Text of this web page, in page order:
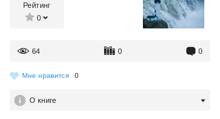
Рейтинг
0
64 0 0
Мне нравится 0
О книге